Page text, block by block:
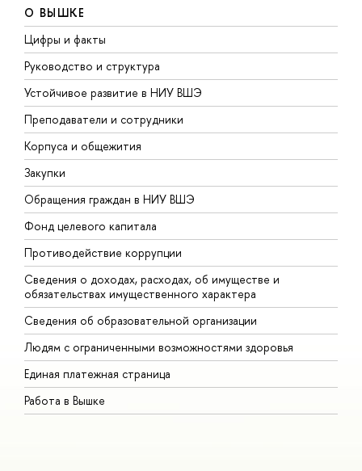
О ВЫШКЕ
Цифры и факты
Руководство и структура
Устойчивое развитие в НИУ ВШЭ
Преподаватели и сотрудники
Корпуса и общежития
Закупки
Обращения граждан в НИУ ВШЭ
Фонд целевого капитала
Противодействие коррупции
Сведения о доходах, расходах, об имуществе и
обязательствах имущественного характера
Сведения об образовательной организации
Людям с ограниченными возможностями здоровья
Единая платежная страница
Работа в Вышке